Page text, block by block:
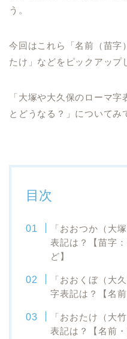
う。
今回はこれら「名前（苗字
たけ」などをピックアップ
「大塚や大久保のローマ
とどうなる？」についてみ
目次
「おおつか（大
表記は？【苗字
ど】
「おおくぼ（大
字表記は？【名前
「おおたけ（大
表記は？【名前・